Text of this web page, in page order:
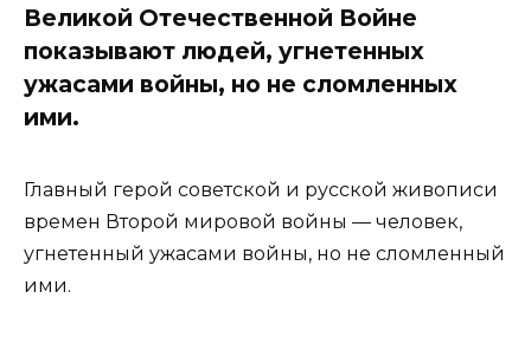
Великой Отечественной Войне
показывают людей, угнетенных
ужасами войны, но не сломленных
ими.
Главный герой советской и русской живописи
времен Второй мировой войны — человек,
угнетенный ужасами войны, но не сломленный
ими.